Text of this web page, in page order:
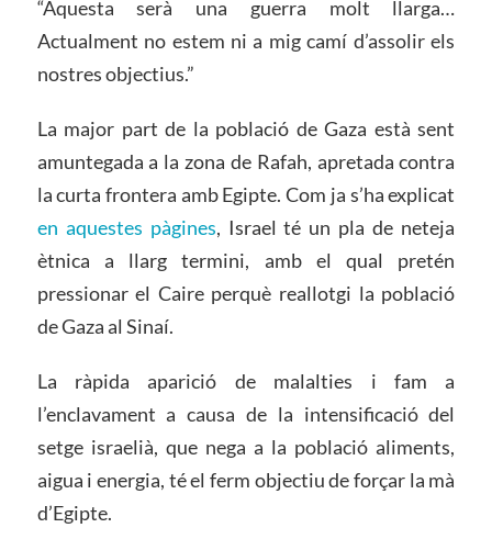
“Aquesta serà una guerra molt llarga…
Actualment no estem ni a mig camí d’assolir els
nostres objectius.”
La major part de la població de Gaza està sent
amuntegada a la zona de Rafah, apretada contra
la curta frontera amb Egipte. Com ja s’ha explicat
en aquestes pàgines, Israel té un pla de neteja
ètnica a llarg termini, amb el qual pretén
pressionar el Caire perquè reallotgi la població
de Gaza al Sinaí.
La ràpida aparició de malalties i fam a
l’enclavament a causa de la intensificació del
setge israelià, que nega a la població aliments,
aigua i energia, té el ferm objectiu de forçar la mà
d’Egipte.